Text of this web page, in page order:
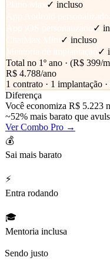
✓ incluso
✓
✓ incluso
✓
Total no 1º ano · (R$ 399/
R$ 4.788/ano
1 contrato · 1 implantação
Diferença
Você economiza R$ 5.223
~52% mais barato que
Ver Combo Pro →
💰
Sai mais barato
⚡
Entra rodando
🎓
Mentoria inclusa
Sendo justo